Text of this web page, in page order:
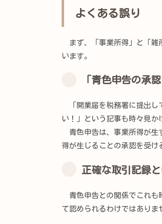
よくある誤り
まず、「事業所得」と「雑
います。
「青色申告の承
「開業届を税務署に提出し
い！」という記事も時々見か
青色申告は、事業所得が生
得が生じることの承認を受け
正確な取引記録
青色申告との関係でこれも
て認められるわけではありま